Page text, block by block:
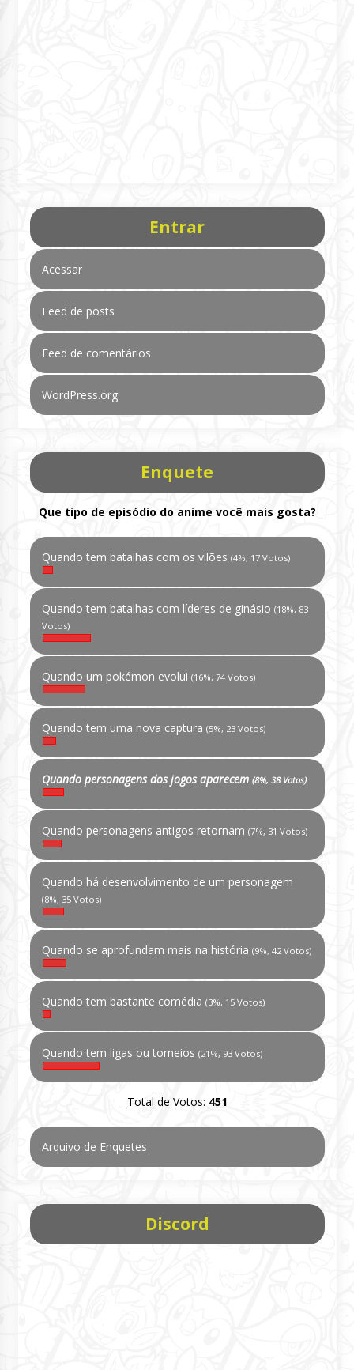
Entrar
Acessar
Feed de posts
Feed de comentários
WordPress.org
Enquete
Que tipo de episódio do anime você mais gosta?
Quando tem batalhas com os vilões (4%, 17 Votos)
Quando tem batalhas com líderes de ginásio (18%, 83
Votos)
Quando um pokémon evolui (16%, 74 Votos)
Quando tem uma nova captura (5%, 23 Votos)
Quando personagens dos jogos aparecem (8%, 38 Votos)
Quando personagens antigos retornam (7%, 31 Votos)
Quando há desenvolvimento de um personagem
(8%, 35 Votos)
Quando se aprofundam mais na história (9%, 42 Votos)
Quando tem bastante comédia (3%, 15 Votos)
Quando tem ligas ou torneios (21%, 93 Votos)
Total de Votos: 451
Arquivo de Enquetes
Discord